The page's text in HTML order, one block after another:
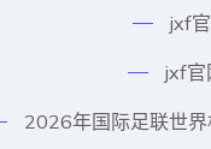
jxf
jxf官
2026年国际足联世